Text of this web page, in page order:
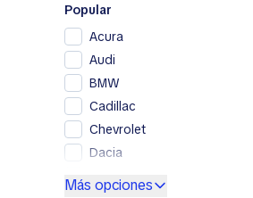
Popular
Acura
Audi
BMW
Cadillac
Chevrolet
Dacia
Más opciones